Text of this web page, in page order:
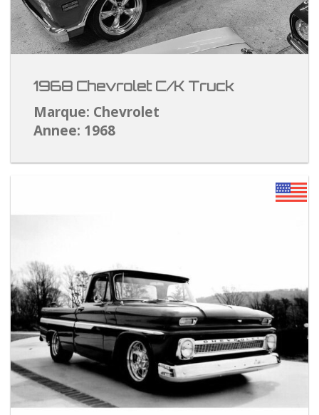
1968 Chevrolet C/K Truck
Marque: Chevrolet
Annee: 1968